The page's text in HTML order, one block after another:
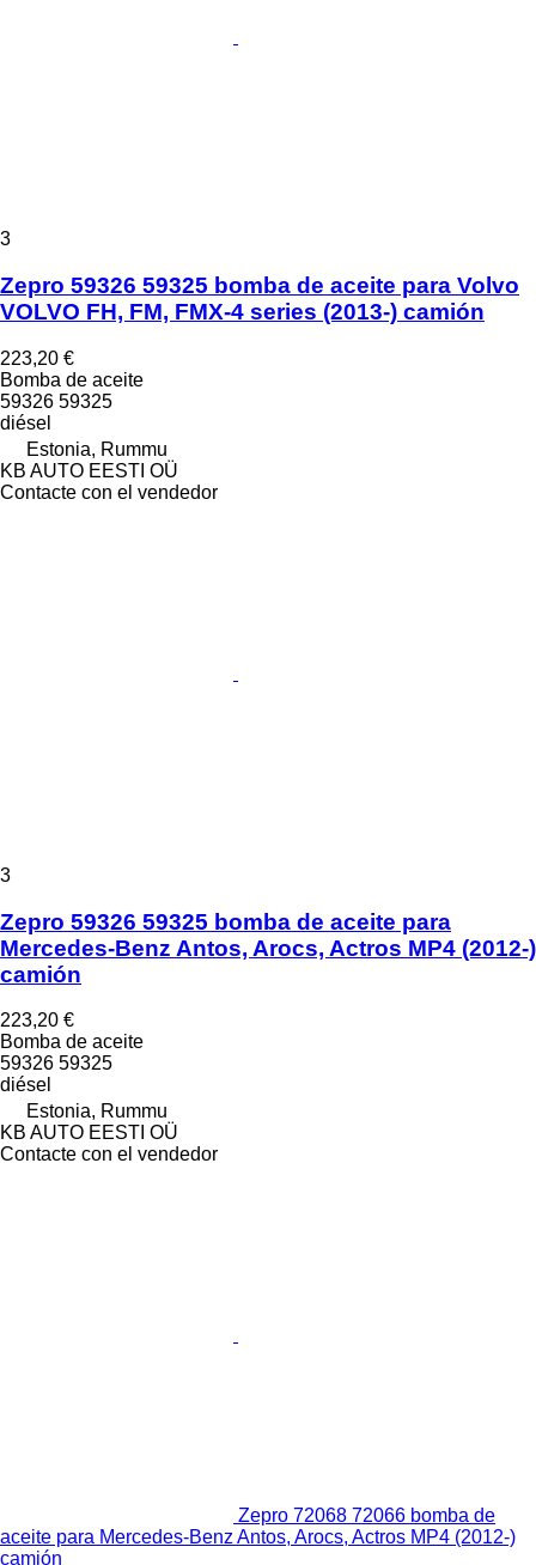
3
Zepro 59326 59325 bomba de aceite para Volvo
VOLVO FH, FM, FMX-4 series (2013-) camión
223,20 €
Bomba de aceite
59326 59325
diésel
Estonia, Rummu
KB AUTO EESTI OÜ
Contacte con el vendedor
3
Zepro 59326 59325 bomba de aceite para
Mercedes-Benz Antos, Arocs, Actros MP4 (2012-)
camión
223,20 €
Bomba de aceite
59326 59325
diésel
Estonia, Rummu
KB AUTO EESTI OÜ
Contacte con el vendedor
Zepro 72068 72066 bomba de
aceite para Mercedes-Benz Antos, Arocs, Actros MP4 (2012-)
camión